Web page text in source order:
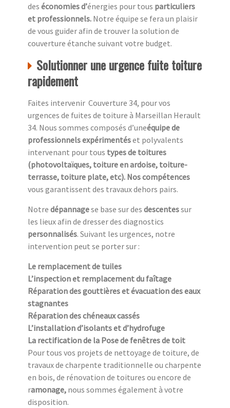
des économies d’énergies pour tous particuliers
et professionnels. Notre équipe se fera un plaisir
de vous guider afin de trouver la solution de
couverture étanche suivant votre budget.
Solutionner une urgence fuite toiture
rapidement
Faites intervenir Couverture 34, pour vos
urgences de fuites de toiture à Marseillan Herault
34. Nous sommes composés d’uneéquipe de
professionnels expérimentéset polyvalents
intervenant pour tous types de toitures
(photovoltaïques, toiture en ardoise, toiture-
terrasse, toiture plate, etc). Nos compétences
vous garantissent des travaux dehors pairs.
Notre dépannagese base sur des descentessur
les lieux afin de dresser des diagnostics
personnalisés. Suivant les urgences, notre
intervention peut se porter sur :
Le remplacement de tuiles
L’inspection et remplacement du faîtage
Réparation des gouttières et évacuation des eaux
stagnantes
Réparation des chéneaux cassés
L’installation d’isolants et d’hydrofuge
La rectification de la Pose de fenêtres de toit
Pour tous vos projets de nettoyage de toiture, de
travaux de charpente traditionnelle ou charpente
en bois, de rénovation de toitures ou encore de
ramonage, nous sommes également à votre
disposition.